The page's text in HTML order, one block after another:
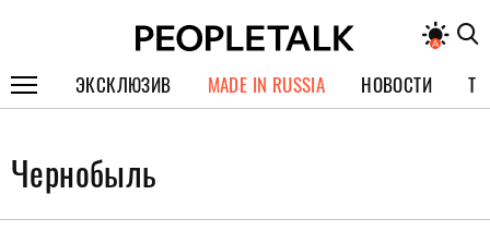
ЭКСКЛЮЗИВ
СПЕЦПРОЕКТЫ
ИНТЕРВЬЮ
MADE IN RUSSIA НОВОСТИ
Чернобыль